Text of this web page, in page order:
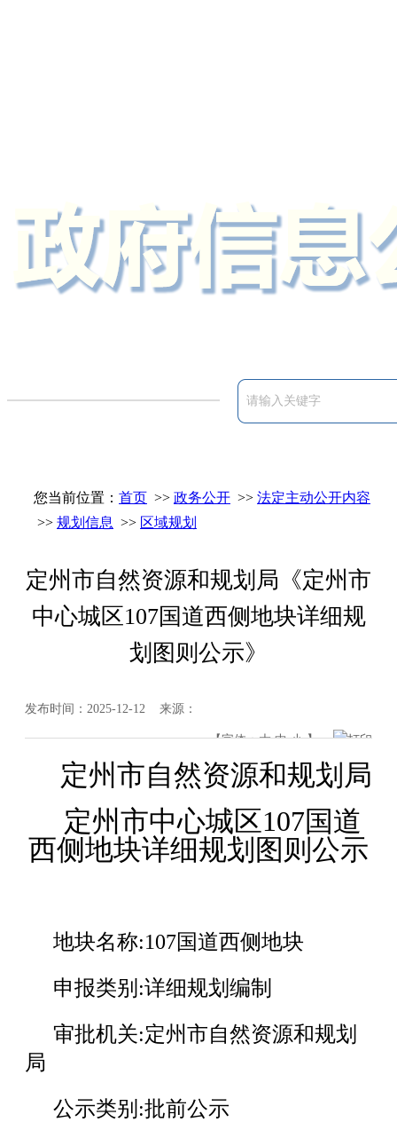
您当前位置： 首页 >> 政务公开 >> 法定主动公开内容
>> 规划信息 >> 区域规划
定州市自然资源和规划局《定州市
中心城区107国道西侧地块详细规
划图则公示》
发布时间：2025-12-12 来源：
【字体：大 中 小】 打印
定州市自然资源和规划局
定州市中心城区107国道
西侧地块详细规划图则公示
地块名称:107国道西侧地块
申报类别:详细规划编制
审批机关:定州市自然资源和规划
局
公示类别:批前公示